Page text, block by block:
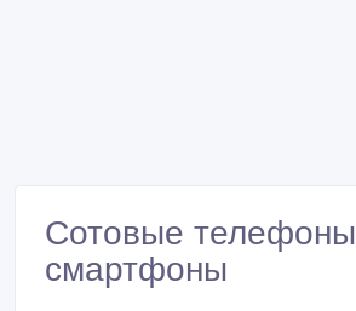
Сотовые телефоны
смартфоны